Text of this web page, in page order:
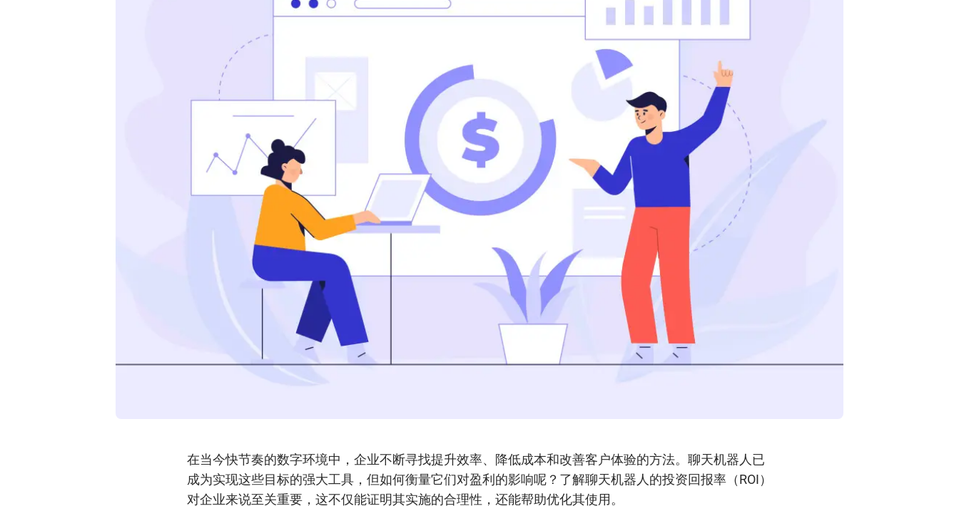
在当今快节奏的数字环境中，企业不断寻找提升效率、降低成本和改善客户体验的方法。聊天机器人已
成为实现这些目标的强大工具，但如何衡量它们对盈利的影响呢？了解聊天机器人的投资回报率（ROI）
对企业来说至关重要，这不仅能证明其实施的合理性，还能帮助优化其使用。